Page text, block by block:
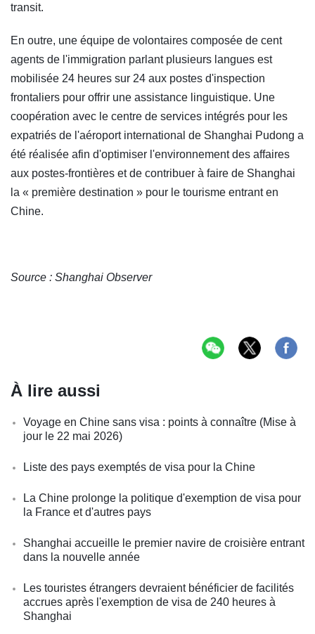
transit.
En outre, une équipe de volontaires composée de cent
agents de l'immigration parlant plusieurs langues est
mobilisée 24 heures sur 24 aux postes d'inspection
frontaliers pour offrir une assistance linguistique. Une
coopération avec le centre de services intégrés pour les
expatriés de l'aéroport international de Shanghai Pudong a
été réalisée afin d'optimiser l'environnement des affaires
aux postes-frontières et de contribuer à faire de Shanghai
la « première destination » pour le tourisme entrant en
Chine.
Source : Shanghai Observer
À lire aussi
Voyage en Chine sans visa : points à connaître (Mise à
jour le 22 mai 2026)
Liste des pays exemptés de visa pour la Chine
La Chine prolonge la politique d'exemption de visa pour
la France et d'autres pays
Shanghai accueille le premier navire de croisière entrant
dans la nouvelle année
Les touristes étrangers devraient bénéficier de facilités
accrues après l'exemption de visa de 240 heures à
Shanghai